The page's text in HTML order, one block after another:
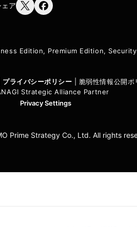
ェア
Edition, Premium Edition,
プライバシーポリシー 脆弱性情報公開ポ
Strategic Alliance Partner
Privacy Settings
Prime Strategy Co., Ltd. All rights